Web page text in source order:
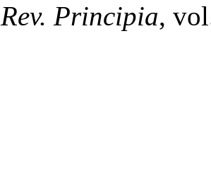
Rev. Principia,